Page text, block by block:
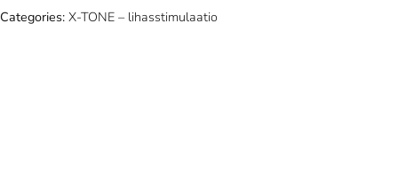
Categories: X-TONE – lihasstimulaatio